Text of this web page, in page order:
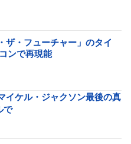
ザ・フューチャー」のタイ
ンで再現能